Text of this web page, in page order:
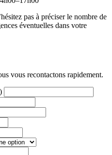
pas à préciser le nombre de
éventuelles dans votre
vous recontactons rapidement.